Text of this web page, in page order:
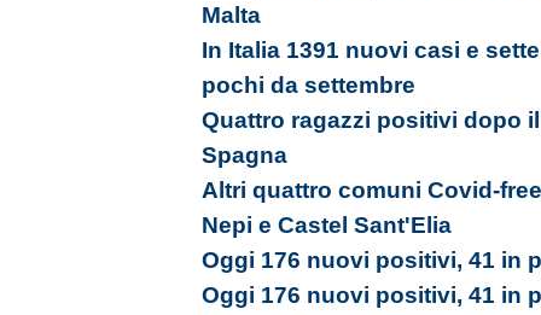
Malta
In Italia 1391 nuovi casi e
pochi da settembre
Quattro ragazzi positivi dopo
Spagna
Altri quattro comuni Covid-
Nepi e Castel Sant'Elia
Oggi 176 nuovi positivi, 41 in
Oggi 176 nuovi positivi, 41 in